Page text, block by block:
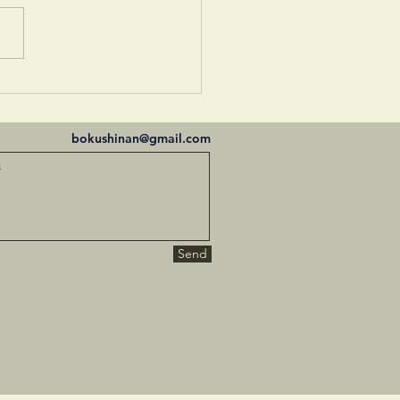
溜棗
bokushinan@gmail.com
Send